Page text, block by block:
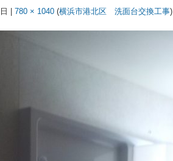
780 × 1040 (横浜市港北区 洗面台交換工事)